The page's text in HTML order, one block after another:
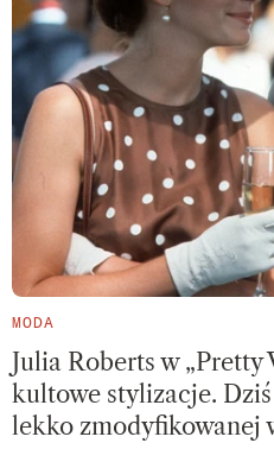
MODA
Julia Roberts w „Pretty
kultowe stylizacje.
lekko zmodyfikowanej